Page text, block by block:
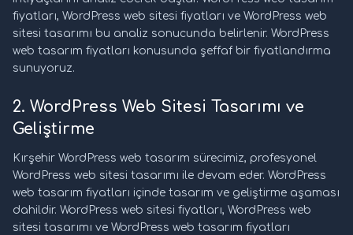
fiyatları, WordPress web sitesi fiyatları ve WordPress web
sitesi tasarımı bu analiz sonucunda belirlenir. WordPress
web tasarım fiyatları konusunda şeffaf bir fiyatlandırma
sunuyoruz.
2. WordPress Web Sitesi Tasarımı ve
Geliştirme
Kırşehir WordPress web tasarım sürecimiz, profesyonel
WordPress web sitesi tasarımı ile devam eder. WordPress
web tasarım fiyatları içinde tasarım ve geliştirme aşaması
dahildir. WordPress web sitesi fiyatları, WordPress web
sitesi tasarımı ve WordPress web tasarım fiyatları